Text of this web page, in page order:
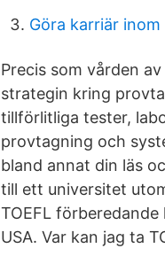
Göra karriär inom
Precis som vården
strategin kring
tillförlitliga tester,
provtagning och
bland annat din läs
till ett universitet
TOEFL
USA. Var kan jag ta